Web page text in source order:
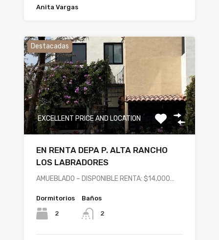
Anita Vargas
Destacadas
EXCELLENT PRICE AND LOCATION
EN RENTA DEPA P. ALTA RANCHO
LOS LABRADORES
AMUEBLADO – DISPONIBLE RENTA: $14,000…
Dormitorios
2
Baños
2